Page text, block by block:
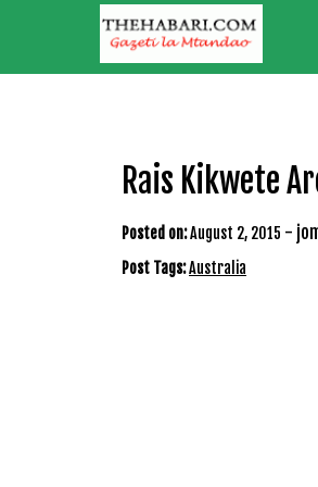
Rais Kikwete
Posted on:August 2, 2015 -
Post Tags:Australia